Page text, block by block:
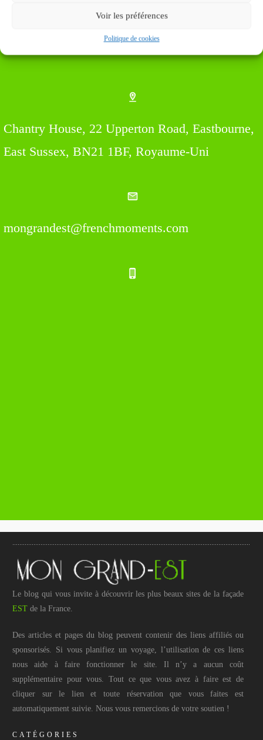
Voir les préférences
Politique de cookies
Chantry House, 22 Upperton Road, Eastbourne,
East Sussex, BN21 1BF, Royaume-Uni
mongrandest@frenchmoments.com
Le blog qui vous invite à découvrir les plus beaux sites de la façade
EST de la France.
Des articles et pages du blog peuvent contenir des liens affiliés ou
sponsorisés. Si vous planifiez un voyage, l’utilisation de ces liens
nous aide à faire fonctionner le site. Il n’y a aucun coût
supplémentaire pour vous. Tout ce que vous avez à faire est de
cliquer sur le lien et toute réservation que vous faites est
automatiquement suivie. Nous vous remercions de votre soutien !
CATÉGORIES